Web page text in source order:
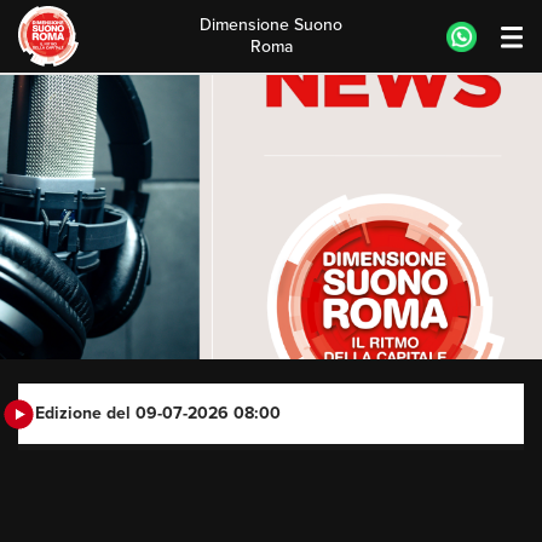
Skip
to
content
Dimensione Suono
Roma
Edizione del 09-07-2026 08:00